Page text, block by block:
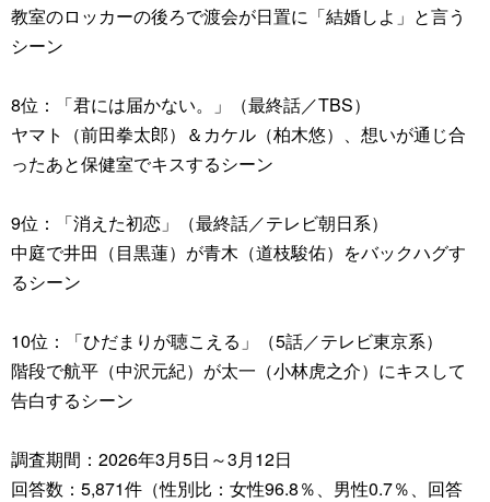
教室のロッカーの後ろで渡会が日置に「結婚しよ」と言う
シーン
8位：「君には届かない。」（最終話／TBS）
ヤマト（前田拳太郎）＆カケル（柏木悠）、想いが通じ合
ったあと保健室でキスするシーン
9位：「消えた初恋」（最終話／テレビ朝日系）
中庭で井田（目黒蓮）が青木（道枝駿佑）をバックハグす
るシーン
10位：「ひだまりが聴こえる」（5話／テレビ東京系）
階段で航平（中沢元紀）が太一（小林虎之介）にキスして
告白するシーン
調査期間：2026年3月5日～3月12日
回答数：5,871件（性別比：女性96.8％、男性0.7％、回答